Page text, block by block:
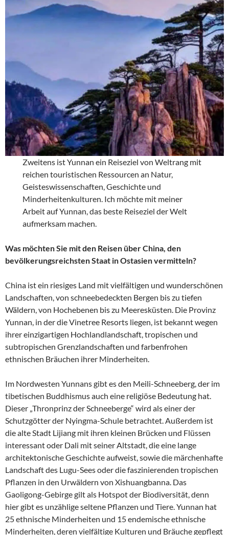
Zweitens ist Yunnan ein Reiseziel von Weltrang mit
reichen touristischen Ressourcen an Natur,
Geisteswissenschaften, Geschichte und
Minderheitenkulturen. Ich möchte mit meiner
Arbeit auf Yunnan, das beste Reiseziel der Welt
aufmerksam machen.
Was möchten Sie mit den Reisen über China, den
bevölkerungsreichsten Staat in Ostasien vermitteln?
China ist ein riesiges Land mit vielfältigen und wunderschönen
Landschaften, von schneebedeckten Bergen bis zu tiefen
Wäldern, von Hochebenen bis zu Meeresküsten. Die Provinz
Yunnan, in der die Vinetree Resorts liegen, ist bekannt wegen
ihrer einzigartigen Hochlandlandschaft, tropischen und
subtropischen Grenzlandschaften und farbenfrohen
ethnischen Bräuchen ihrer Minderheiten.
Im Nordwesten Yunnans gibt es den Meili-Schneeberg, der im
tibetischen Buddhismus auch eine religiöse Bedeutung hat.
Dieser „Thronprinz der Schneeberge“ wird als einer der
Schutzgötter der Nyingma-Schule betrachtet. Außerdem ist
die alte Stadt Lijiang mit ihren kleinen Brücken und Flüssen
interessant oder Dali mit seiner Altstadt, die eine lange
architektonische Geschichte aufweist, sowie die märchenhafte
Landschaft des Lugu-Sees oder die faszinierenden tropischen
Pflanzen in den Urwäldern von Xishuangbanna. Das
Gaoligong-Gebirge gilt als Hotspot der Biodiversität, denn
hier gibt es unzählige seltene Pflanzen und Tiere. Yunnan hat
25 ethnische Minderheiten und 15 endemische ethnische
Minderheiten, deren vielfältige Kulturen und Bräuche gepflegt